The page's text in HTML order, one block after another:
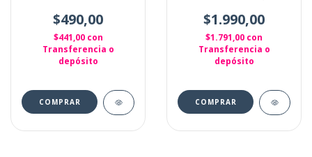
$490,00
$441,00 con
Transferencia o
depósito
$1.990,00
$1.791,00 con
Transferencia o
depósito